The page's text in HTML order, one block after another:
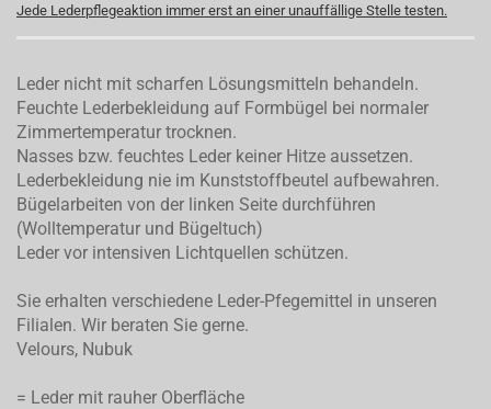
Jede Lederpflegeaktion immer erst an einer unauffällige Stelle testen.
Leder nicht mit scharfen Lösungsmitteln behandeln.
Feuchte Lederbekleidung auf Formbügel bei normaler
Zimmertemperatur trocknen.
Nasses bzw. feuchtes Leder keiner Hitze aussetzen.
Lederbekleidung nie im Kunststoffbeutel aufbewahren.
Bügelarbeiten von der linken Seite durchführen
(Wolltemperatur und Bügeltuch)
Leder vor intensiven Lichtquellen schützen.
Sie erhalten verschiedene Leder-Pfegemittel in unseren
Filialen. Wir beraten Sie gerne.
Velours, Nubuk
= Leder mit rauher Oberfläche